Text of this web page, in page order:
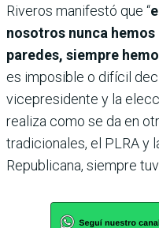
Riveros manifestó que “
nosotros nunca
paredes, siempre
es imposible o difícil
vicepresidente y la
realiza como se da en
tradicionales, el PLRA y
Republicana, siempre